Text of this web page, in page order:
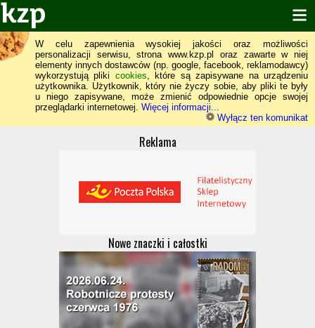
W celu zapewnienia wysokiej jakości oraz możliwości
personalizacji serwisu, strona www.kzp.pl oraz zawarte w niej
elementy innych dostawców (np. google, facebook, reklamodawcy)
wykorzystują pliki cookies, które są zapisywane na urządzeniu
użytkownika. Użytkownik, który nie życzy sobie, aby pliki te były
u niego zapisywane, może zmienić odpowiednie opcje swojej
przeglądarki internetowej. Więcej informacji...
Wyłącz ten komunikat
Reklama
Nowe znaczki i całostki